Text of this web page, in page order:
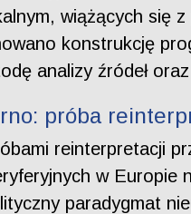
wiążących się
konstrukcję
analizy źródeł
próba
reinterpretacji
w Europie
paradygmat